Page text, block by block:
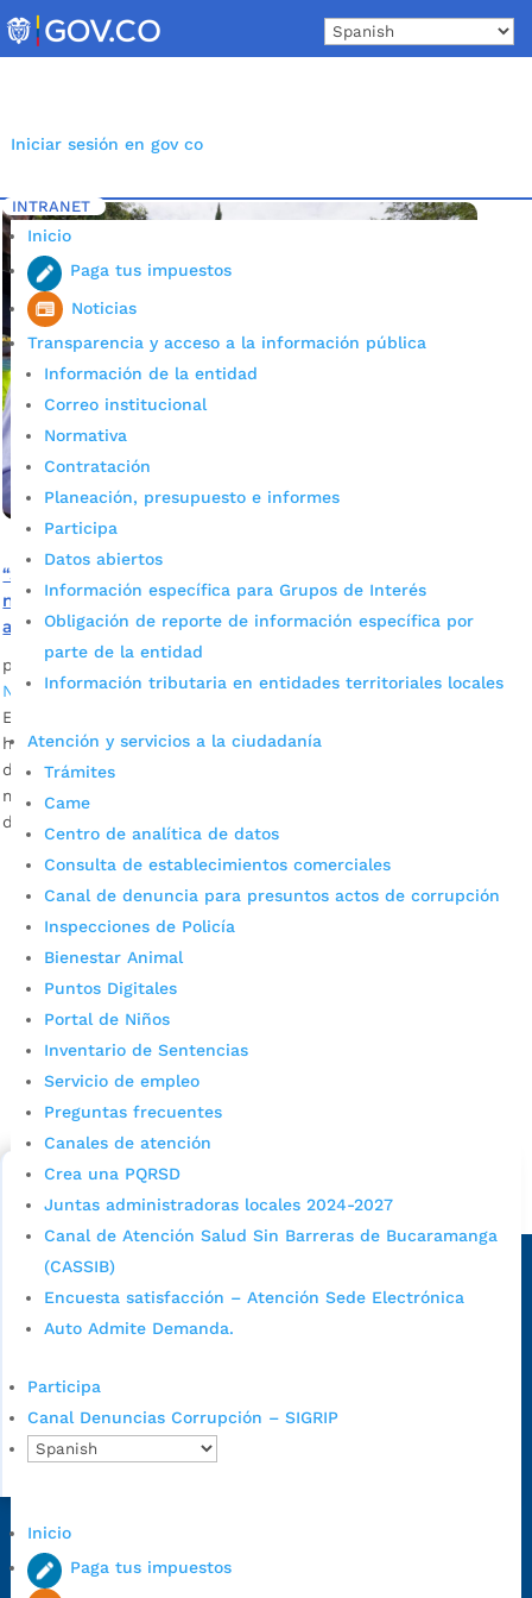
to
content
Iniciar sesión en gov co
INTRANET
Inicio
Paga tus impuestos
Noticias
Transparencia y acceso a la información pública
Información de la entidad
Correo institucional
Normativa
Contratación
Planeación, presupuesto e informes
Participa
Datos abiertos
Información específica para Grupos de Interés
Obligación de reporte de información específica por
parte de la entidad
Información tributaria en entidades territoriales locales
Atención y servicios a la ciudadanía
Trámites
Came
Centro de analítica de datos
Consulta de establecimientos comerciales
Canal de denuncia para presuntos actos de corrupción
Inspecciones de Policía
Bienestar Animal
Puntos Digitales
Portal de Niños
Inventario de Sentencias
Servicio de empleo
Preguntas frecuentes
Canales de atención
Crea una PQRSD
Juntas administradoras locales 2024-2027
Canal de Atención Salud Sin Barreras de Bucaramanga
(CASSIB)
Encuesta satisfacción – Atención Sede Electrónica
Auto Admite Demanda.
Participa
Canal Denuncias Corrupción – SIGRIP
Inicio
Paga tus impuestos
Inicio 5 Etiqueta: coca
“Santander es territorio libre de hoja de coca, ahora
necesitamos que sea territorio libre de ingreso de droga”:
alcalde de Bucaramanga
por Daniel Leonardo Quintero Duarte
Noticias
El alcalde de los bumangueses, Juan Carlos Cárdenas Rey,
hizo un llamado a aunar esfuerzos con las autoridades
departamentales y nacionales para implementar controles
más severos que impidan el ingreso de droga al
departamento.
Cupos Escolares Bucaramanga 2022
Consulta aqui los pasos para inscribirse y solicitar un
cupo escolar en los colegios oficiales de
Bucaramanga.
Alcaldía de Bucaramanga
Sede principal
Dirección Fase I:
Colombia.